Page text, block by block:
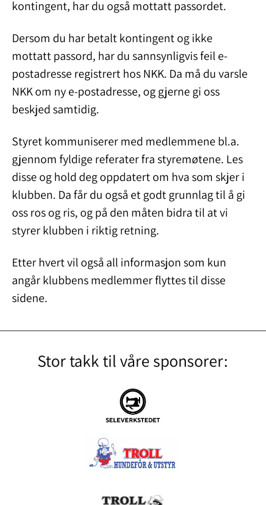
kontingent, har du også mottatt passordet.
Dersom du har betalt kontingent og ikke
mottatt passord, har du sannsynligvis feil e-
postadresse registrert hos NKK. Da må du varsle
NKK om ny e-postadresse, og gjerne gi oss
beskjed samtidig.
Styret kommuniserer med medlemmene bl.a.
gjennom fyldige referater fra styremøtene. Les
disse og hold deg oppdatert om hva som skjer i
klubben. Da får du også et godt grunnlag til å gi
oss ros og ris, og på den måten bidra til at vi
styrer klubben i riktig retning.
Etter hvert vil også all informasjon som kun
angår klubbens medlemmer flyttes til disse
sidene.
Stor takk til våre sponsorer: